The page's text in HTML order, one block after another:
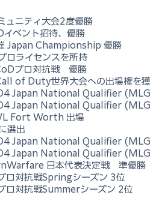
ュニティ大会2度優勝
ベント招待、優勝
Japan Championship 優勝
ロライセンスを所持
プロ対抗戦　優勝
of Duty世界大会への出場権を
Japan National Qualifier (MLG
Japan National Qualifier (MLG
Fort Worth 出場
選出
Japan National Qualifier (MLG
Japan National Qualifier (MLG
日本代表決定戦　準優勝
対抗戦Springシーズン 3位
対抗戦Summerシーズン 2位